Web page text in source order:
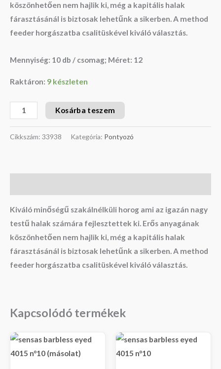
köszönhetően nem hajlik ki, még a kapitális halak
fárasztásánál is biztosak lehetűnk a sikerben. A method
feeder horgászatba csalitüskével kiváló választás.
Mennyiség: 10 db / csomag; Méret: 12
Raktáron: 9 készleten
Kosárba teszem
Cikkszám: 33938 Kategória: Pontyozó
Kiváló minőségű szakálnélküli horog ami az igazán nagy
testű halak számára fejlesztettek ki. Erős anyagának
köszönhetően nem hajlik ki, még a kapitális halak
fárasztásánál is biztosak lehetűnk a sikerben. A method
feeder horgászatba csalitüskével kiváló választás.
Kapcsolódó termékek